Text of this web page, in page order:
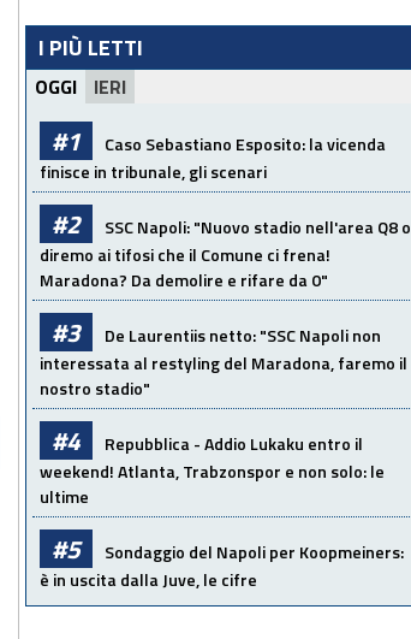
I PIÙ LETTI
OGGI IERI
#1
Caso Sebastiano Esposito: la vicenda
finisce in tribunale, gli scenari
#2
SSC Napoli: "Nuovo stadio nell'area Q8 o
diremo ai tifosi che il Comune ci frena!
Maradona? Da demolire e rifare da 0"
#3
De Laurentiis netto: "SSC Napoli non
interessata al restyling del Maradona, faremo il
nostro stadio"
#4
Repubblica - Addio Lukaku entro il
weekend! Atlanta, Trabzonspor e non solo: le
ultime
#5
Sondaggio del Napoli per Koopmeiners:
è in uscita dalla Juve, le cifre